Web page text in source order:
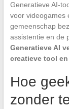
Generatieve AI-
voor videogames
gemeenschap
assistentie en de
Generatieve AI
creatieve tool
Hoe
zonder